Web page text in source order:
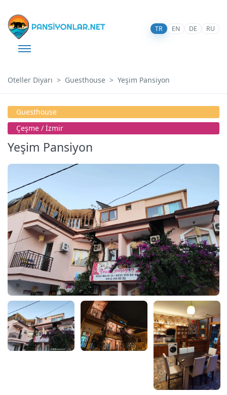
TR EN DE RU
Oteller Diyarı Guesthouse Yeşim Pansiyon
Guesthouse
Çeşme / İzmir
Yeşim Pansiyon